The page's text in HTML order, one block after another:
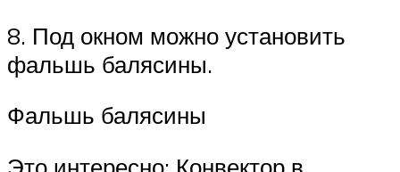
8. Под окном можно установить
фальшь балясины.
Фальшь балясины